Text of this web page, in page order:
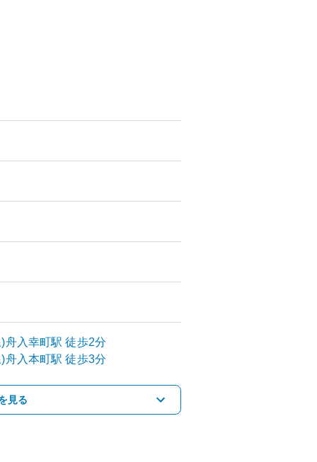
舟入幸町駅 徒歩2分
舟入本町駅 徒歩3分
見る